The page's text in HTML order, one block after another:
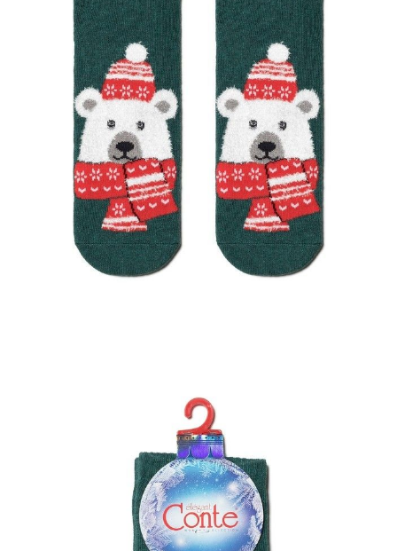
+
DODAJ DO KOSZYKA
Jak złożyć zamówienie
POWIADOM MNIE O DOSTĘPNOŚCI
ПОЛУЧИТЬ ПО EMAIL
darmowa od 99 zł
czas dostawy: 1-2 dni robocze
Paczkomaty InPost 24/7,darmowa od 50 zł
czas dostawy: 1-2 dni robocze
Odbiór osobistyw sklepie Conte (Łodz)
Skarpetki staną się oryginalnym akcentem Twojego ubioru i
wspaniałym prezentem dla przyjaciół i rodziny.
skarpetki z włóknem LYCRA® mają doskonałą
rozciągliwość we wszystkich kierunkach, wielokrotnie odzyskują swój
pierwotny kształt, nie zsuwają się ze stóp podczas noszenia i nie
pozostawiają czerwonych śladów po gumce.
1001320950030055442
bawełna 70%; poliamid 14%; poliester 14%; elastan 2%